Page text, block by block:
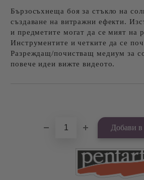
Бързосъхнеща боя за стъкло на
създаване на витражни ефекти.
и предметите могат да се мият на
Инструментите и четките да се
Разреждащ/почистващ медиум за
повече идеи вижте видеото.